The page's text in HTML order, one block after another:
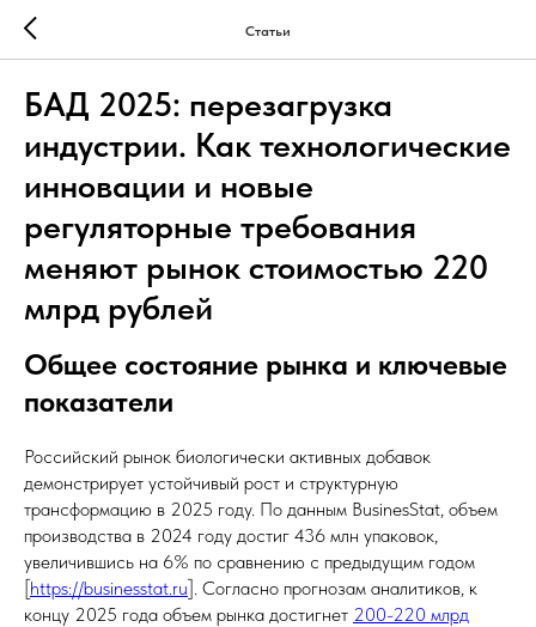
Статьи
БАД 2025: перезагрузка
индустрии. Как технологические
инновации и новые
регуляторные требования
меняют рынок стоимостью 220
млрд рублей
Общее состояние рынка и ключевые
показатели
Российский рынок биологически активных добавок
демонстрирует устойчивый рост и структурную
трансформацию в 2025 году. По данным BusinesStat, объем
производства в 2024 году достиг 436 млн упаковок,
увеличившись на 6% по сравнению с предыдущим годом
[https://businesstat.ru]. Согласно прогнозам аналитиков, к
концу 2025 года объем рынка достигнет 200-220 млрд